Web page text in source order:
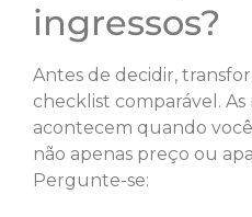
ingressos?
Antes de decidir,
checklist comparável.
acontecem quando
não apenas preço ou
Pergunte-se: